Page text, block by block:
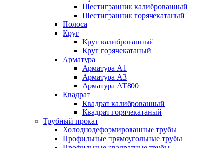
Шестигранник калиброванный
Шестигранник горячекатаный
Полоса
Круг
Круг калиброванный
Круг горячекатаный
Арматура
Арматура А1
Арматура А3
Арматура АТ800
Квадрат
Квадрат калиброванный
Квадрат горячекатаный
Трубный прокат
Холоднодеформированные трубы
Профильные прямоугольные трубы